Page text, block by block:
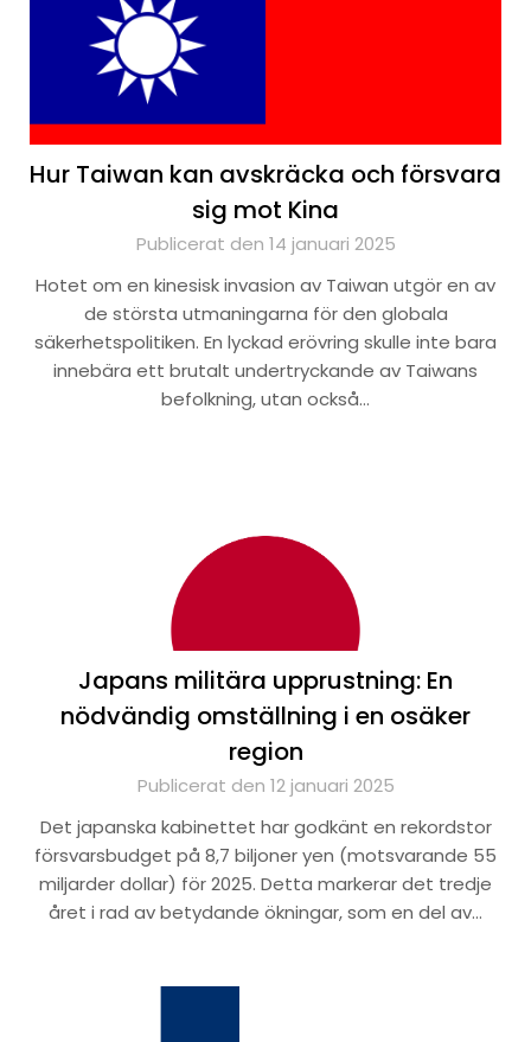
Hur Taiwan kan avskräcka och försvara
sig mot Kina
Publicerat den 14 januari 2025
Hotet om en kinesisk invasion av Taiwan utgör en av
de största utmaningarna för den globala
säkerhetspolitiken. En lyckad erövring skulle inte bara
innebära ett brutalt undertryckande av Taiwans
befolkning, utan också…
Japans militära upprustning: En
nödvändig omställning i en osäker
region
Publicerat den 12 januari 2025
Det japanska kabinettet har godkänt en rekordstor
försvarsbudget på 8,7 biljoner yen (motsvarande 55
miljarder dollar) för 2025. Detta markerar det tredje
året i rad av betydande ökningar, som en del av…